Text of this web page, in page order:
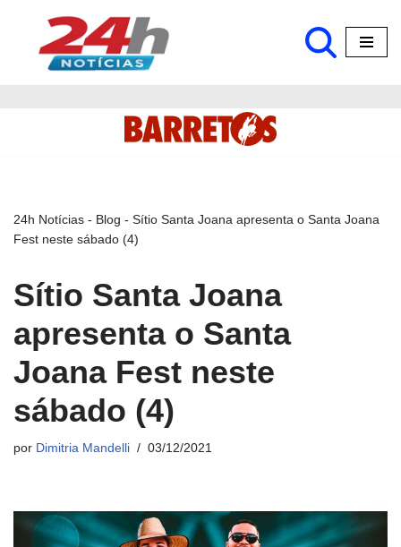
Pular
24h Notícias - Blog - Sítio Santa Joana apresenta o Santa Joana
Fest neste sábado (4)
Sítio Santa Joana
apresenta o Santa
Joana Fest neste
sábado (4)
por Dimitria Mandelli 03/12/2021